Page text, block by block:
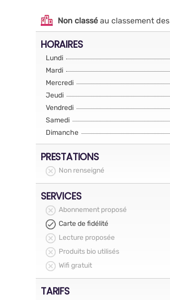
Non classé au classement des
HORAIRES
Lundi
Mardi
Mercredi
Jeudi
Vendredi
Samedi
Dimanche
PRESTATIONS
Non renseigné
SERVICES
Abonnement proposé
Carte de fidélité
Lecture proposée
Produits bio utilisés
Wifi gratuit
TARIFS